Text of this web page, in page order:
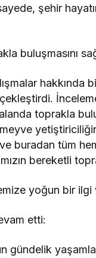
şehir
buluşmasını
hakkında
toprakla
buradan tüm
bereketli
yoğun bir ilgi
etti:
gündelik